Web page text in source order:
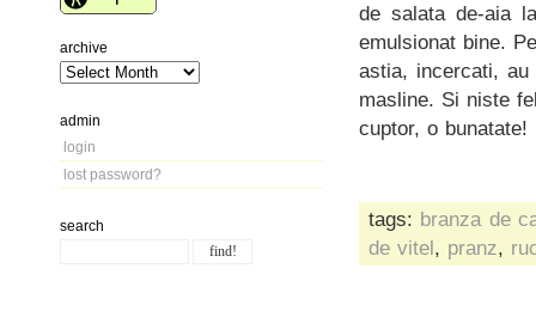
archive
admin
login
lost password?
search
de salata de-aia
emulsionat bine.
astia, incercati,
masline. Si niste
cuptor, o
tags: branza de
de vitel, pranz,